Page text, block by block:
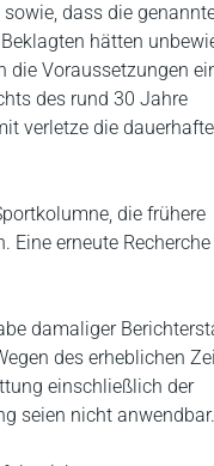
dass die
hätten
die Voraussetzungen
des rund 30 Jahre
verletze die
die frühere
Eine erneute
damaliger
des erheblichen
einschließlich der
seien nicht anwendbar.